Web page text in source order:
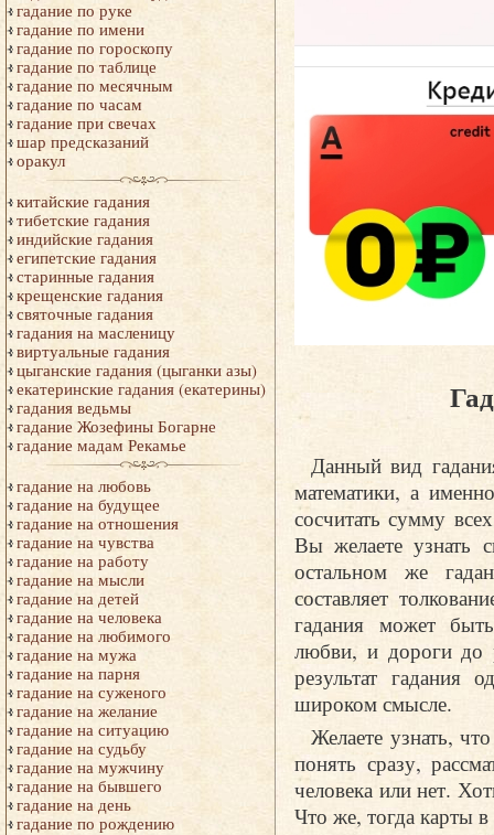
гадание по руке
гадание по имени
гадание по гороскопу
гадание по таблице
гадание по месячным
гадание по часам
гадание при свечах
шар предсказаний
оракул
китайские гадания
тибетские гадания
индийские гадания
египетские гадания
старинные гадания
крещенские гадания
святочные гадания
гадания на масленицу
виртуальные гадания
цыганские гадания (цыганки азы)
екатеринские гадания (екатерины)
гадания ведьмы
гадание Жозефины Богарне
гадание мадам Рекамье
гадание на любовь
гадание на будущее
гадание на отношения
гадание на чувства
гадание на работу
гадание на мысли
гадание на детей
гадание на человека
гадание на любимого
гадание на мужа
гадание на парня
гадание на суженого
гадание на желание
гадание на ситуацию
гадание на судьбу
гадание на мужчину
гадание на бывшего
гадание на день
гадание по рождению
Данный вид
математики, а
сосчитать сумму
Вы желаете узнать
остальном же
составляет
гадания может
любви, и дороги до
результат гадания
широком смысле.
Желаете узнать,
понять сразу,
человека или нет.
Что же, тогда карты